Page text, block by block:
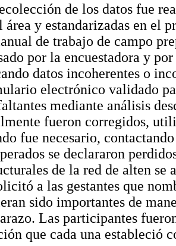
de los datos fue
área y estandarizadas en el
de trabajo de campo
por la encuestadora y
datos incoherentes o
electrónico validado
mediante análisis
fueron corregidos,
fue necesario,
se declararon
de la red de alten
a las gestantes que
sido importantes de
Las participantes
que cada una estableció